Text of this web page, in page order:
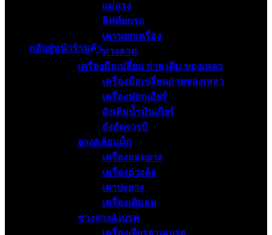
ไม่มีสินค้าในตะกร้า
กลับสู่หน้าร้านค้า
แม่แรง
ลิฟท์ยกรถ
เครนยกเครื่อง
ทางลาด
เครื่องมือเปลี่ยน ถ่าย เติม ของเหลว
เครื่องมือเปลี่ยนถ่ายของเหลว
เครื่องฟอกเกียร์
ถังเติมน้ำมันเกียร์
ถังอัดจารบี
ยาง&ล้อแม็ก
เครื่องถอดยาง
เครื่องถ่วงล้อ
เตาปะยาง
เครื่องเติมลม
ช่วงล่าง&เบรค
เครื่องเจียรจานเบรค